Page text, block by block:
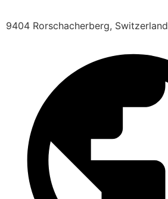
9404 Rorschacherberg, Switzerland